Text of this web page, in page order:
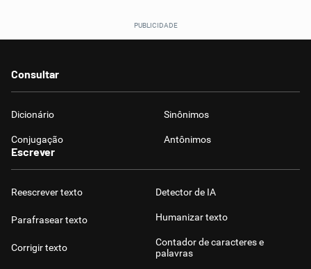
Consultar
Dicionário Sinônimos
Conjugação Antônimos
Escrever
Reescrever texto
Parafrasear texto
Corrigir texto
Detector de IA
Humanizar texto
Contador de caracteres e
palavras